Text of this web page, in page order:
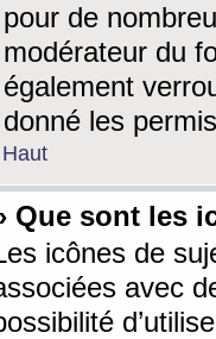
pour de
modérateur du
également
donné les
Haut
Que sont les
icônes de
avec